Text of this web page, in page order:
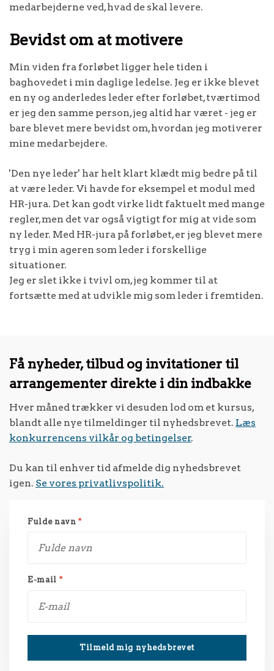
medarbejderne ved, hvad de skal levere.
Bevidst om at motivere
Min viden fra forløbet ligger hele tiden i
baghovedet i min daglige ledelse. Jeg er ikke blevet
en ny og anderledes leder efter forløbet, tværtimod
er jeg den samme person, jeg altid har været - jeg er
bare blevet mere bevidst om, hvordan jeg motiverer
mine medarbejdere.
'Den nye leder' har helt klart klædt mig bedre på til
at være leder. Vi havde for eksempel et modul med
HR-jura. Det kan godt virke lidt faktuelt med mange
regler, men det var også vigtigt for mig at vide som
ny leder. Med HR-jura på forløbet, er jeg blevet mere
tryg i min ageren som leder i forskellige
situationer.
Jeg er slet ikke i tvivl om, jeg kommer til at
fortsætte med at udvikle mig som leder i fremtiden.
Få nyheder, tilbud og invitationer til
arrangementer direkte i din indbakke
Hver måned trækker vi desuden lod om et kursus,
blandt alle nye tilmeldinger til nyhedsbrevet. Læs
konkurrencens vilkår og betingelser.
Du kan til enhver tid afmelde dig nyhedsbrevet
igen. Se vores privatlivspolitik.
Fulde navn*
E-mail *